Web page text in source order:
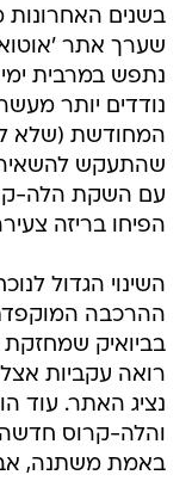
נתפש במרבית
נודדים יותר
המחודשת (שלא
עם השקת הלה-
הפיחו בריזה
השינוי הגדול
בביואיק שמחזקת
רואה עקביות
נציג האתר. עוד
והלה-קרוס חדשה
באמת משתנה,
שנראה שינוי